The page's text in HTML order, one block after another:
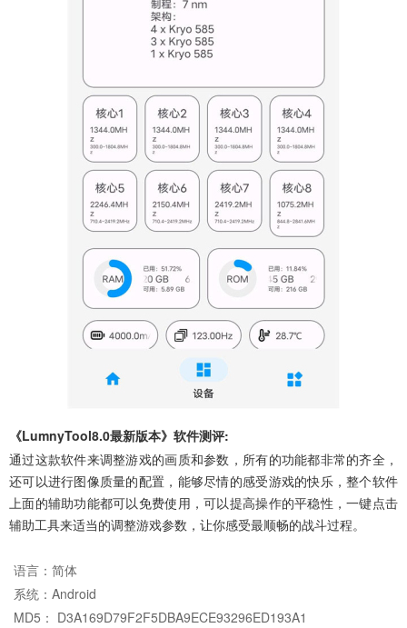
《LumnyTool8.0最新版本》软件测评:
通过这款软件来调整游戏的画质和参数，所有的功能都非常的齐全，
还可以进行图像质量的配置，能够尽情的感受游戏的快乐，整个软件
上面的辅助功能都可以免费使用，可以提高操作的平稳性，一键点击
辅助工具来适当的调整游戏参数，让你感受最顺畅的战斗过程。
语言： 简体
系统： Android
MD5： D3A169D79F2F5DBA9ECE93296ED193A1